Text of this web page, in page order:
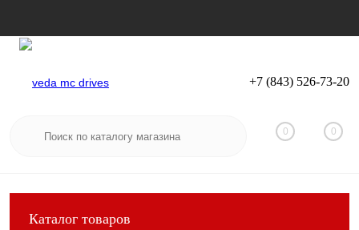
Вход Регистрация
+7 (843) 526-73-20
0 0
Каталог товаров